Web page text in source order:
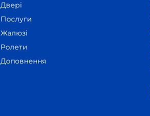
Двері
Послуги
Жалюзі
Ролети
Доповнення